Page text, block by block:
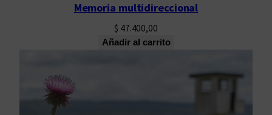
Memoria multidireccional
$ 47.400,00
Añadir al carrito